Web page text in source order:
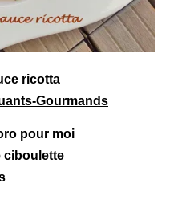
ricotta
Gourmands
pour moi
ciboulette